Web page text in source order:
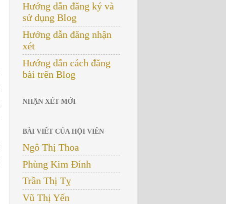
Hướng dẫn đăng ký và
sử dụng Blog
Hướng dẫn đăng nhận
xét
Hướng dẫn cách đăng
bài trên Blog
NHẬN XÉT MỚI
BÀI VIẾT CỦA HỘI VIÊN
Ngô Thị Thoa
Phùng Kim Đính
Trần Thị Tỵ
Vũ Thị Yến